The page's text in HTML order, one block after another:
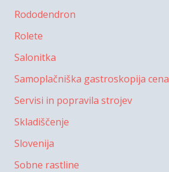
Rododendron
Rolete
Salonitka
Samoplačniška gastroskopija cena
Servisi in popravila strojev
Skladiščenje
Slovenija
Sobne rastline